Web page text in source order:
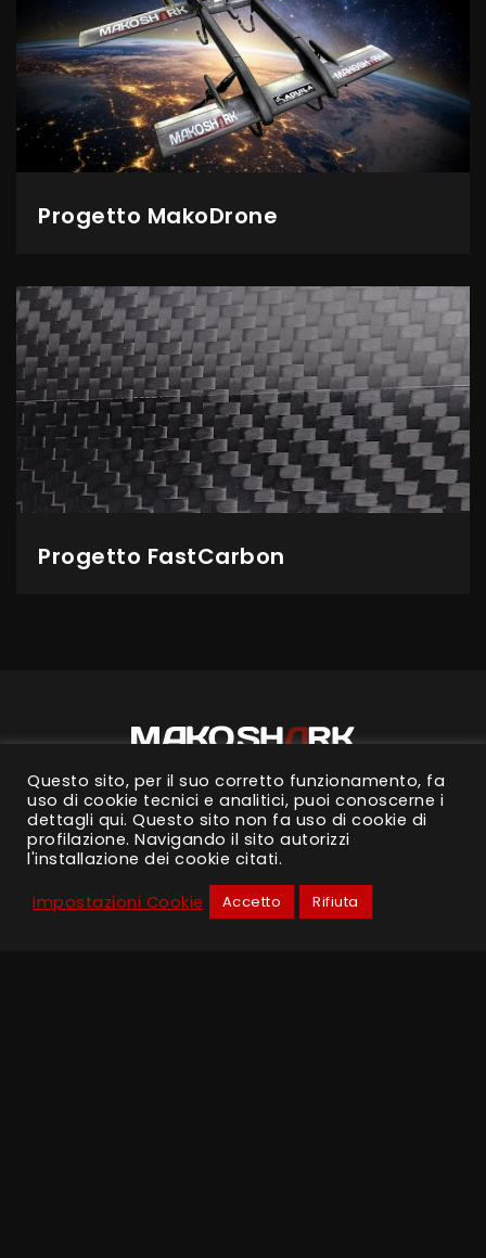
Progetto MakoDrone
Progetto FastCarbon
Sede legale e operativa
Viale Montecuccoli, 16
23843 Dolzago (Lc) – Italy
Questo sito, per il suo corretto funzionamento, fa
uso di cookie tecnici e analitici, puoi conoscerne i
dettagli qui. Questo sito non fa uso di cookie di
profilazione. Navigando il sito autorizzi
l'installazione dei cookie citati.
Impostazioni Cookie
Accetto Rifiuta